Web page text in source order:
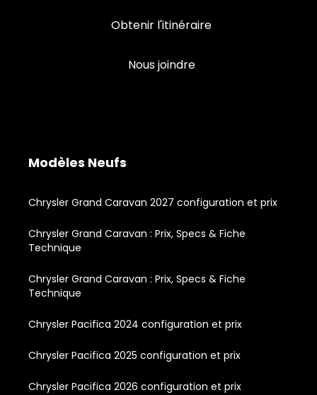
Obtenir l'itinéraire
Nous joindre
Modèles Neufs
Chrysler Grand Caravan 2027 configuration et prix
Chrysler Grand Caravan : Prix, Specs & Fiche
Technique
Chrysler Grand Caravan : Prix, Specs & Fiche
Technique
Chrysler Pacifica 2024 configuration et prix
Chrysler Pacifica 2025 configuration et prix
Chrysler Pacifica 2026 configuration et prix